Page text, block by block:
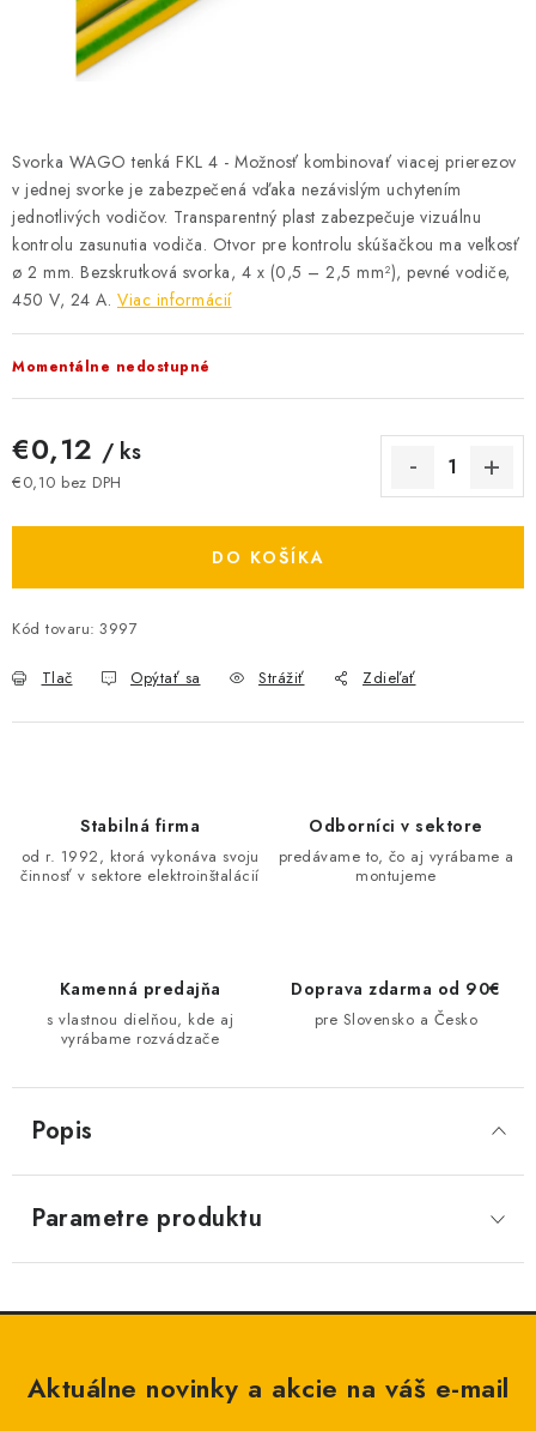
ČINNOSTI
REFERENCIE
B2B SEKCIA
ELEKTRICKÉ VYKUROVANIE A VENTILÁCIA
SVIETIDLÁ A SVETELNÉ ZDROJE
ÚLOŽNÝ MATERIÁL
ZÁSUVKY A VYPÍNAČE
DOMÁCNOSŤ
ELEKTROMEROVÉ ROZVÁDZAČE
Reklamačný poriadok
Kontakt
Svorka WAGO tenká FKL 4 - Možnosť kombinovať viacej prierezov
v jednej svorke je zabezpečená vďaka nezávislým uchytením
jednotlivých vodičov. Transparentný plast zabezpečuje vizuálnu
kontrolu zasunutia vodiča. Otvor pre kontrolu skúšačkou ma veľkosť
ø 2 mm. Bezskrutková svorka, 4 x (0,5 – 2,5 mm²), pevné vodiče,
450 V, 24 A. Viac informácií
Momentálne nedostupné
€0,12 / ks
€0,10 bez DPH
DO KOŠÍKA
Kód tovaru: 3997
Tlač Opýtať sa Strážiť Zdieľať
Stabilná firma
od r. 1992, ktorá vykonáva svoju
činnosť v sektore elektroinštalácií
Odborníci v sektore
predávame to, čo aj vyrábame a
montujeme
Kamenná predajňa
s vlastnou dielňou, kde aj
vyrábame rozvádzače
Doprava zdarma od 90€
pre Slovensko a Česko
Popis
Parametre produktu
Aktuálne novinky a akcie na váš e-mail